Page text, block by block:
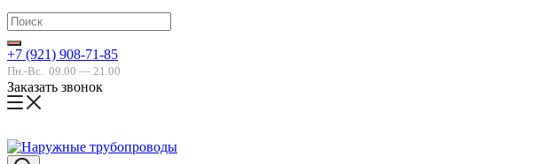
+7 (921) 908-71-85
Пн.-Вс. 09.00 — 21.00
Заказать звонок